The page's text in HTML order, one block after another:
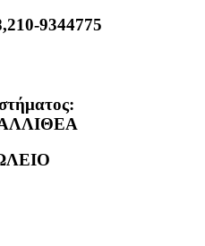
9344775